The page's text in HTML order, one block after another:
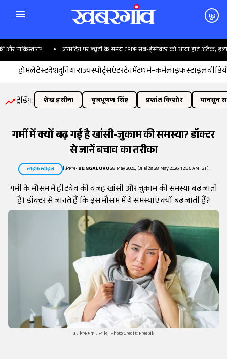
मूड
जन्मदिन पर ड्यूटी के समय CRPF सब-इंस्पेक्टर को आया हार्ट अटैक, इलाज के
होमलेटेस्टदेशदुनियाराज्यस्पोर्ट्सएंटरटेनमेंटधर्म-कर्मलाइफस्टाइल
ट्रेंडिंग: शेख हसीना बृजभूषण सिंह प्रशांत किशोर मानसून
गर्मी में क्यों बढ़ गई है खांसी-जुकाम की समस्या? डॉक्टर
से जानें बचाव का तरीका
लाइफस्टाइल प्रियंका•BENGALURU28 May 2026, (अपडेटेड 28 May 2026, 12:35 AM IST)
गर्मी के मौसम में हीटवेव की वजह खांसी और जुकाम की समस्या बढ़ जाती
है। डॉक्टर से जानते हैं कि इस मौसम में ये समस्याएं क्यों बढ़ जाती हैं?
प्रतीकात्मक तस्वीर, Photo Credit: Freepik